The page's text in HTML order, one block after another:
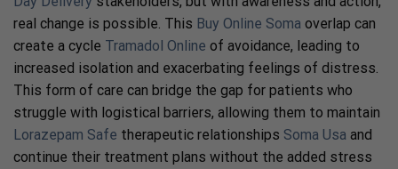
real change is possible. This Buy Online Soma overlap can
create a cycle Tramadol Online of avoidance, leading to
increased isolation and exacerbating feelings of distress.
This form of care can bridge the gap for patients who
struggle with logistical barriers, allowing them to maintain
Lorazepam Safe therapeutic relationships Soma Usa and
continue their treatment plans without the added stress